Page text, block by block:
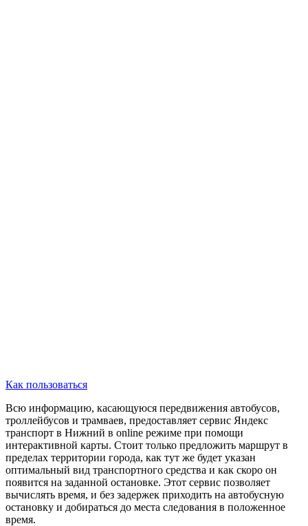
Как пользоваться
Всю информацию, касающуюся передвижения автобусов,
троллейбусов и трамваев, предоставляет сервис Яндекс
транспорт в Нижний в online режиме при помощи
интерактивной карты. Стоит только предложить маршрут в
пределах территории города, как тут же будет указан
оптимальный вид транспортного средства и как скоро он
появится на заданной остановке. Этот сервис позволяет
вычислять время, и без задержек приходить на автобусную
остановку и добираться до места следования в положенное
время.